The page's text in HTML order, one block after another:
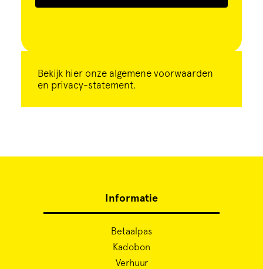
Bekijk hier onze algemene voorwaarden
en privacy-statement.
Informatie
Betaalpas
Kadobon
Verhuur